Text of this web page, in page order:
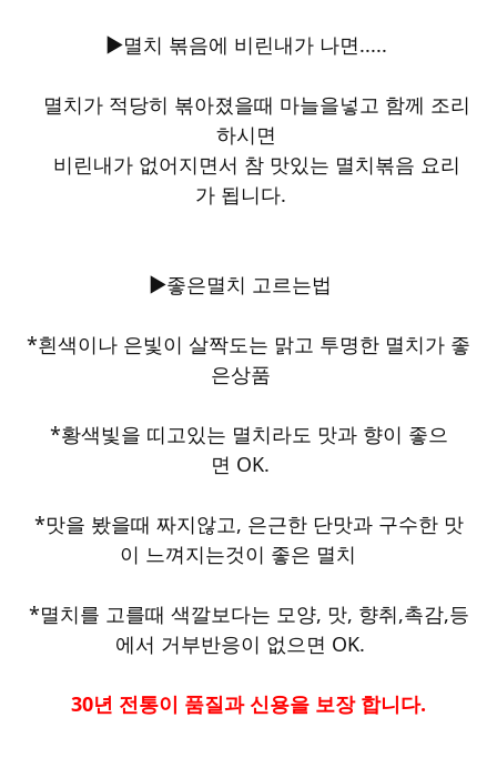
▶멸치 볶음에 비린내가 나면.....
멸치가 적당히 볶아졌을때 마늘을넣고 함께 조리
하시면
비린내가 없어지면서 참 맛있는 멸치볶음 요리
가 됩니다.
▶좋은멸치 고르는법
*흰색이나 은빛이 살짝도는 맑고 투명한 멸치가 좋
은상품
*황색빛을 띠고있는 멸치라도 맛과 향이 좋으
면 OK.
*맛을 봤을때 짜지않고, 은근한 단맛과 구수한 맛
이 느껴지는것이 좋은 멸치
*멸치를 고를때 색깔보다는 모양, 맛, 향취,촉감,등
에서 거부반응이 없으면 OK.
30년 전통이 품질과 신용을 보장 합니다.